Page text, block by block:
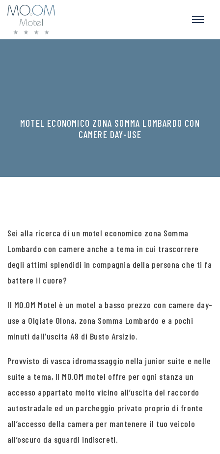
MOTEL ECONOMICO ZONA SOMMA LOMBARDO CON
CAMERE DAY-USE
Sei alla ricerca di un motel economico zona Somma
Lombardo con camere anche a tema in cui trascorrere
degli attimi splendidi in compagnia della persona che ti fa
battere il cuore?
Il MO.OM Motel è un motel a basso prezzo con camere day-
use a Olgiate Olona, zona Somma Lombardo e a pochi
minuti dall’uscita A8 di Busto Arsizio.
Provvisto di vasca idromassaggio nella junior suite e nelle
suite a tema, Il MO.OM motel offre per ogni stanza un
accesso appartato molto vicino all’uscita del raccordo
autostradale ed un parcheggio privato proprio di fronte
all’accesso della camera per mantenere il tuo veicolo
all’oscuro da sguardi indiscreti.